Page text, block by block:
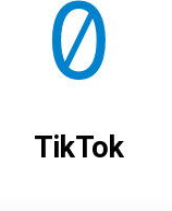
TikTok